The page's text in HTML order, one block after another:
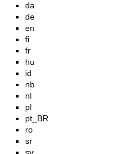
da
de
en
fi
fr
hu
id
nb
nl
pl
pt_BR
ro
sr